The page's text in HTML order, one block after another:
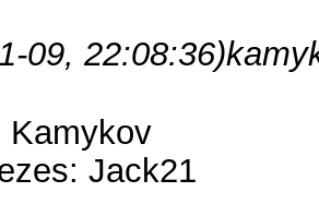
09, 22:08:36)
Kamykov
Jack21